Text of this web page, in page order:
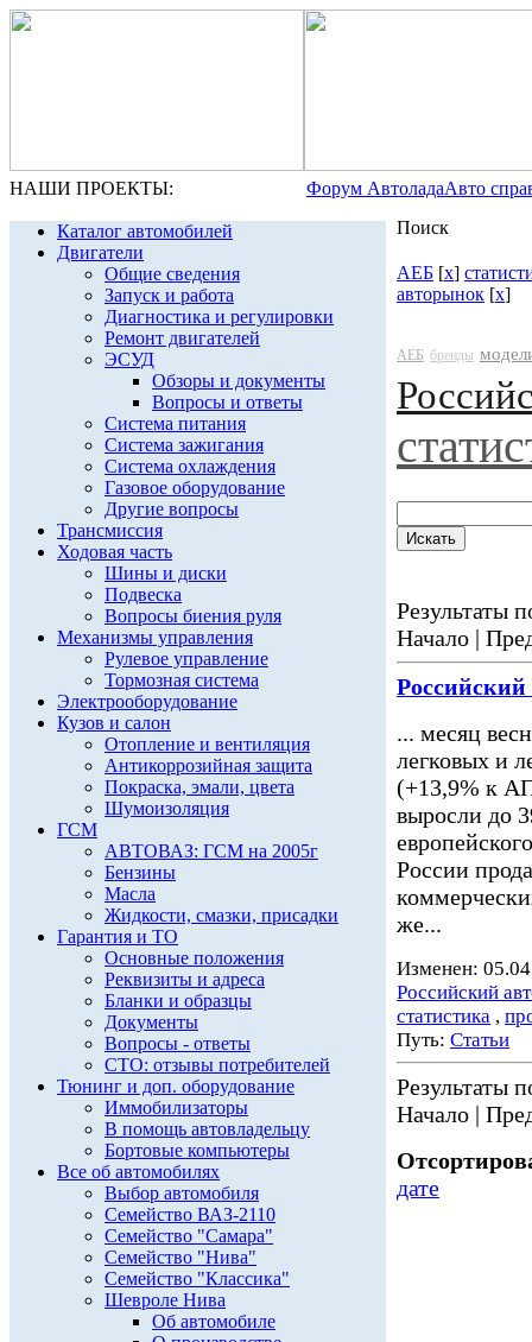
НАШИ ПРОЕКТЫ: Форум АвтоладаАвто
Каталог автомобилей
Двигатели
Общие сведения
Запуск и работа
Диагностика и регулировки
Ремонт двигателей
ЭСУД
Обзоры и документы
Вопросы и ответы
Система питания
Система зажигания
Система охлаждения
Газовое оборудование
Другие вопросы
Трансмиссия
Ходовая часть
Шины и диски
Подвеска
Вопросы биения руля
Механизмы управления
Рулевое управление
Тормозная система
Электрооборудование
Кузов и салон
Отопление и вентиляция
Антикоррозийная защита
Покраска, эмали, цвета
Шумоизоляция
ГСМ
АВТОВАЗ: ГСМ на 2005г
Бензины
Масла
Жидкости, смазки, присадки
Гарантия и ТО
Основные положения
Реквизиты и адреса
Бланки и образцы
Документы
Вопросы - ответы
СТО: отзывы потребителей
Тюнинг и доп. оборудование
Иммобилизаторы
В помощь автовладельцу
Бортовые компьютеры
Все об автомобилях
Выбор автомобиля
Семейство ВАЗ-2110
Семейство "Самара"
Семейство "Нива"
Семейство "Классика"
Шевроле Нива
Об автомобиле
Поиск
АЕБ [x]
авторынок [x]
АЕБ бренды
Результаты
Начало |
... месяц
легковых и
(+13,9% к
выросли до
России
же...
Изменен:
Российский
статистика ,
Путь: Статьи
Результаты
Начало |
дате